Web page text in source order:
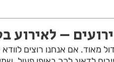
– לאירוע
מאוד. אם אנחנו רוצים